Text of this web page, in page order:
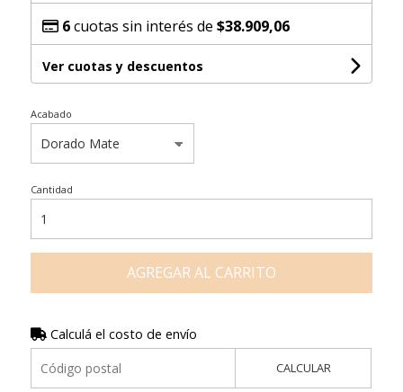
6cuotas sin interés de $38.909,06
Ver cuotas y descuentos
Acabado
Cantidad
AGREGAR AL CARRITO
Calculá el costo de envío
CALCULAR